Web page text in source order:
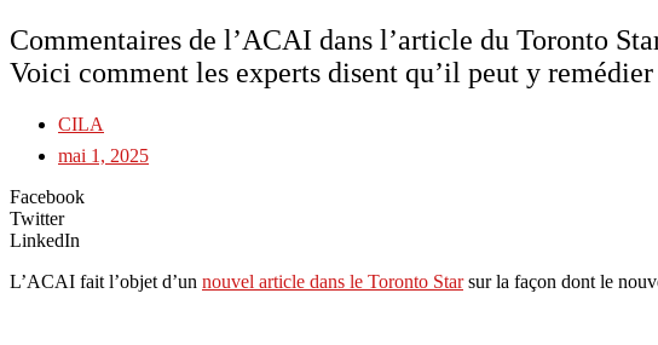
Commentaires de l’ACAI dans l’article du Toronto
Voici comment les experts disent qu’il peut y remédier
CILA
mai 1, 2025
Facebook
Twitter
LinkedIn
L’ACAI fait l’objet d’un nouvel article dans le Toronto Starsur la façon dont le